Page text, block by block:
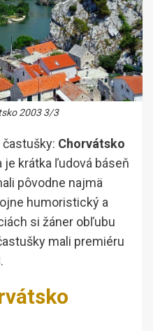
2003 3/3
Chorvátsko
je krátka ľudová báseň
pôvodne najmä
humoristický a
si žáner obľubu
mali premiéru